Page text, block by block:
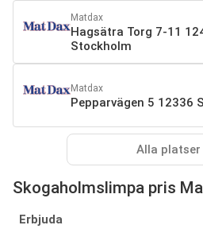
Matdax
Hagsätra Torg 7-11
Stockholm
Matdax
Pepparvägen 5 12336
Alla platser
Skogaholmslimpa pris
Erbjuda